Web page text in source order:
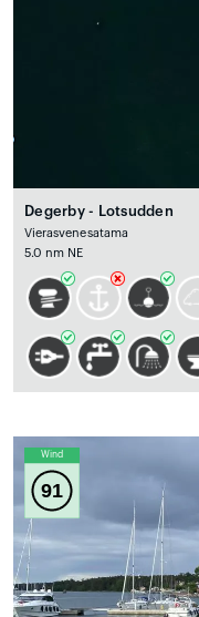
Degerby - Lotsudden
Vierasvenesatama
5.0 nm NE
Wind
91